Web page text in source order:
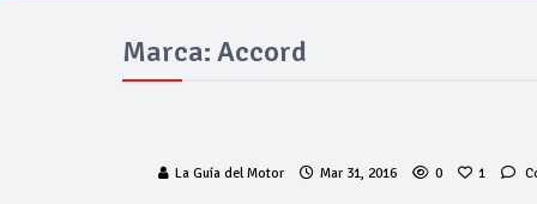
Marca: Accord
La Guía del Motor Mar 31, 2016 0 1